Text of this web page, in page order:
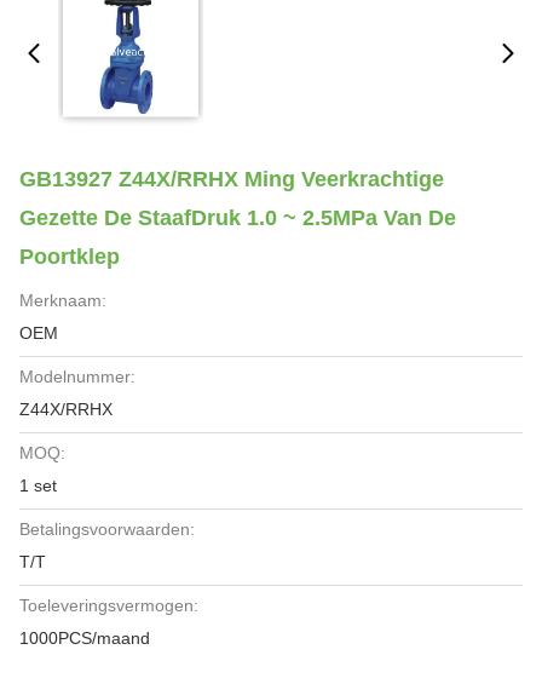
GB13927 Z44X/RRHX Ming Veerkrachtige
Gezette De StaafDruk 1.0 ~ 2.5MPa Van De
Poortklep
Merknaam:
OEM
Modelnummer:
Z44X/RRHX
MOQ:
1 set
Betalingsvoorwaarden:
T/T
Toeleveringsvermogen:
1000PCS/maand